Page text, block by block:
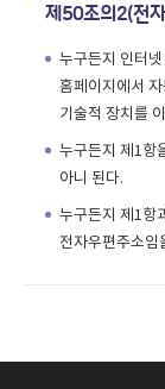
제50조의2(전
누구든지 인터
홈페이지에서
기술적 장치를
누구든지 제1항
아니 된다.
누구든지 제1항
전자우편주소임